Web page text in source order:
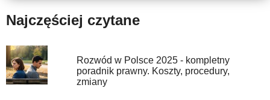
Najczęściej czytane
Rozwód w Polsce 2025 - kompletny
poradnik prawny. Koszty, procedury,
zmiany